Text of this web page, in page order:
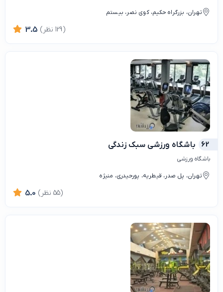
تهران، بزرگراه حکیم، کوی نصر، بیستم
3.5 (129 نظر)
62 باشگاه ورزشی سبک زندگی
باشگاه ورزشی
تهران، پل صدر، قیطریه، پورحیدری، منیژه
5.0 (55 نظر)